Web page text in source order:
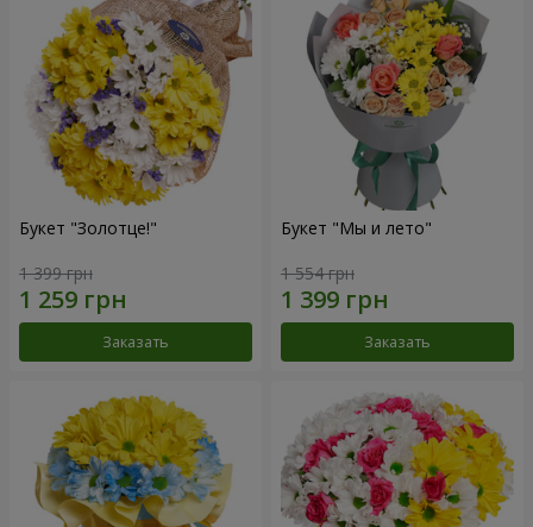
Букет "Золотце!"
1 399 грн
Заказать
Букет "Мы и лето"
1 554 грн
Заказать